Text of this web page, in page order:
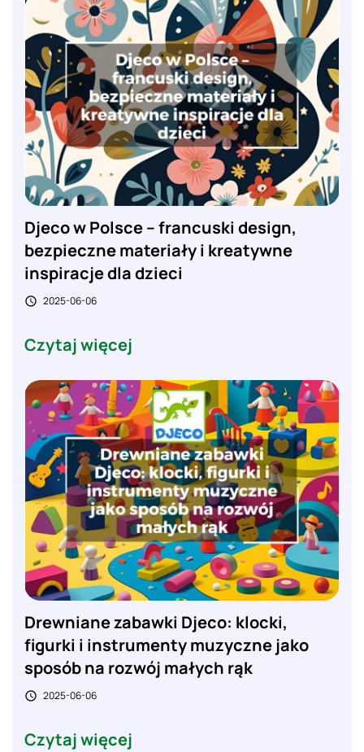
Djeco w Polsce – francuski design,
bezpieczne materiały i kreatywne
inspiracje dla dzieci
 2025-06-06
Czytaj więcej
Drewniane zabawki Djeco: klocki,
figurki i instrumenty muzyczne jako
sposób na rozwój małych rąk
 2025-06-06
Czytaj więcej